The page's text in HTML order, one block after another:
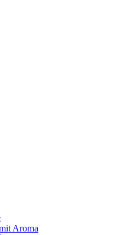
Aroma